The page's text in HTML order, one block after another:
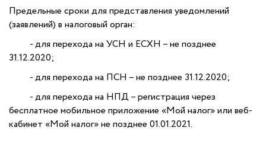
Предельные сроки для представления уведомлений
(заявлений) в налоговый орган:
- для перехода на УСН и ЕСХН – не позднее
31.12.2020;
- для перехода на ПСН – не позднее 31.12.2020;
- для перехода на НПД – регистрация через
бесплатное мобильное приложение «Мой налог» или веб-
кабинет «Мой налог» не позднее 01.01.2021.